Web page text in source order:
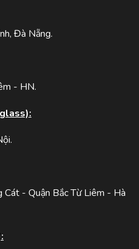
Đà Nẵng.
- HN.
- Quận Bắc Từ Liêm - Hà